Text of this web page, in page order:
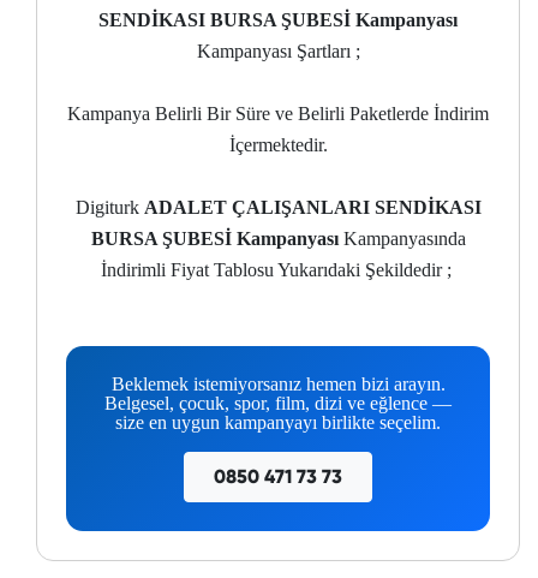
SENDİKASI BURSA ŞUBESİ Kampanyası
Kampanyası Şartları ;
Kampanya Belirli Bir Süre ve Belirli Paketlerde İndirim
İçermektedir.
Digiturk ADALET ÇALIŞANLARI SENDİKASI
BURSA ŞUBESİ KampanyasıKampanyasında
İndirimli Fiyat Tablosu Yukarıdaki Şekildedir ;
Beklemek istemiyorsanız hemen bizi arayın.
Belgesel, çocuk, spor, film, dizi ve eğlence —
size en uygun kampanyayı birlikte seçelim.
0850 471 73 73